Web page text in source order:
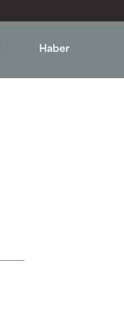
Haber